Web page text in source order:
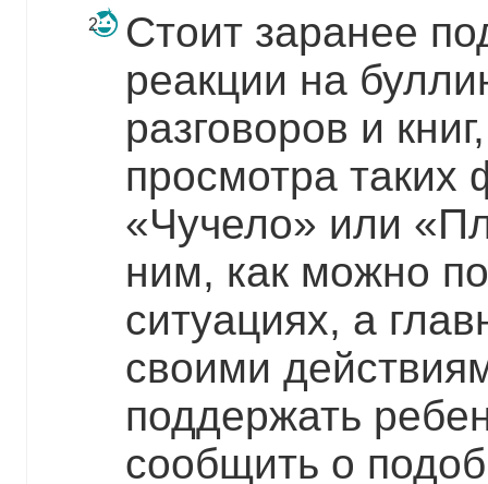
Стоит заранее
реакции на
разговоров и
просмотра
«Чучело» или
ним, как можно
ситуациях, а
своими
поддержать
сообщить о